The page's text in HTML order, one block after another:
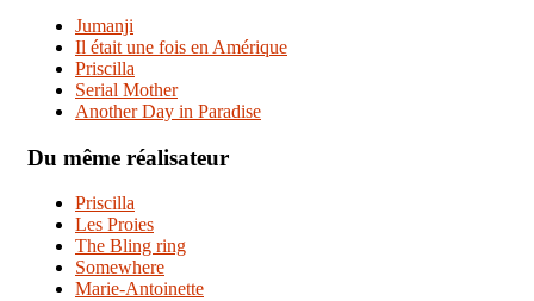
Jumanji
Il était une fois en Amérique
Priscilla
Serial Mother
Another Day in Paradise
Du même réalisateur
Priscilla
Les Proies
The Bling ring
Somewhere
Marie-Antoinette